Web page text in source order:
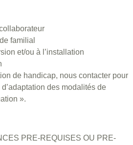
familial
et/ou à l’installation
de handicap, nous contacter pour
des modalités de
».
PRE-REQUISES OU PRE-